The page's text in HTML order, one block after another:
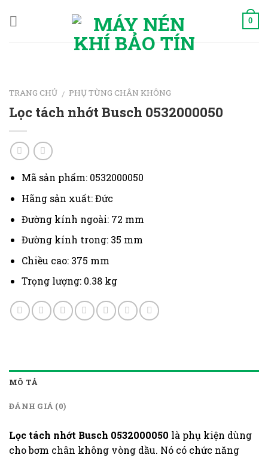
0
TRANG CHỦ / PHỤ TÙNG CHÂN KHÔNG
Lọc tách nhớt Busch 0532000050
Mã sản phẩm: 0532000050
Hãng sản xuất: Đức
Đường kính ngoài: 72 mm
Đường kính trong: 35 mm
Chiều cao: 375 mm
Trọng lượng: 0.38 kg
MÔ TẢ
ĐÁNH GIÁ (0)
Lọc tách nhớt Busch 0532000050 là phụ kiện dùng
cho bơm chân không vòng dầu. Nó có chức năng